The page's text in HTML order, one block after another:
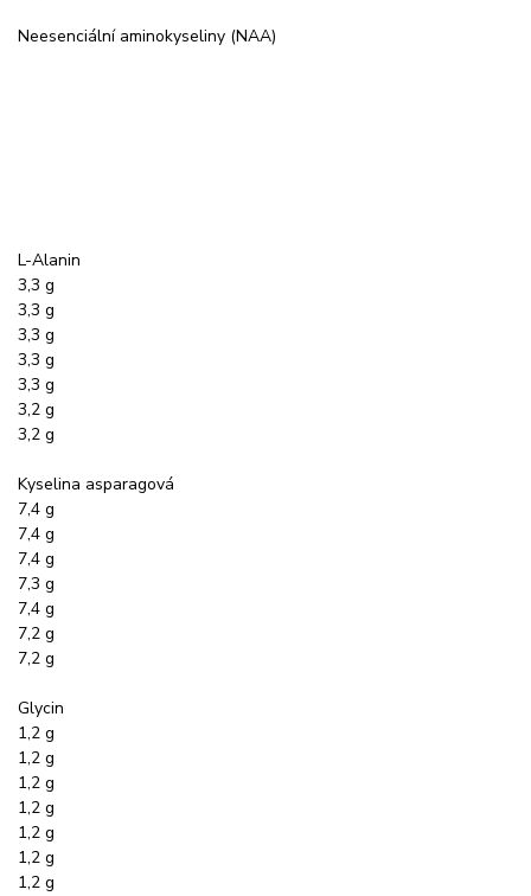
Neesenciální aminokyseliny (NAA)
L-Alanin
3,3 g
3,3 g
3,3 g
3,3 g
3,3 g
3,2 g
3,2 g
Kyselina asparagová
7,4 g
7,4 g
7,4 g
7,3 g
7,4 g
7,2 g
7,2 g
Glycin
1,2 g
1,2 g
1,2 g
1,2 g
1,2 g
1,2 g
1,2 g